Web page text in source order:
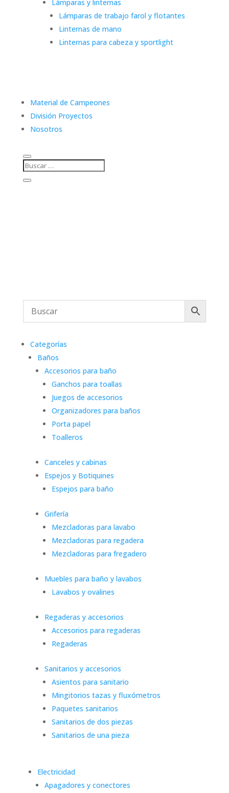
Lámparas y linternas
Lámparas de trabajo farol y flotantes
Linternas de mano
Linternas para cabeza y sportlight
Material de Campeones
División Proyectos
Nosotros
Categorías
Baños
Accesorios para baño
Ganchos para toallas
Juegos de accesorios
Organizadores para baños
Porta papel
Toalleros
Canceles y cabinas
Espejos y Botiquines
Espejos para baño
Grifería
Mezcladoras para lavabo
Mezcladoras para regadera
Mezcladoras para fregadero
Muebles para baño y lavabos
Lavabos y ovalines
Regaderas y accesorios
Accesorios para regaderas
Regaderas
Sanitarios y accesorios
Asientos para sanitario
Mingitorios tazas y fluxómetros
Paquetes sanitarios
Sanitarios de dos piezas
Sanitarios de una pieza
Electricidad
Apagadores y conectores